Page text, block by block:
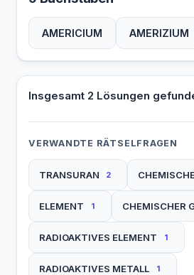
AMERICIUM AMERIZIUM
Insgesamt 2 Lösungen
VERWANDTE RÄTSELFRAGEN
TRANSURAN 2
ELEMENT 1 CHEMISCHER
RADIOAKTIVES ELEMENT 1
RADIOAKTIVES METALL 1